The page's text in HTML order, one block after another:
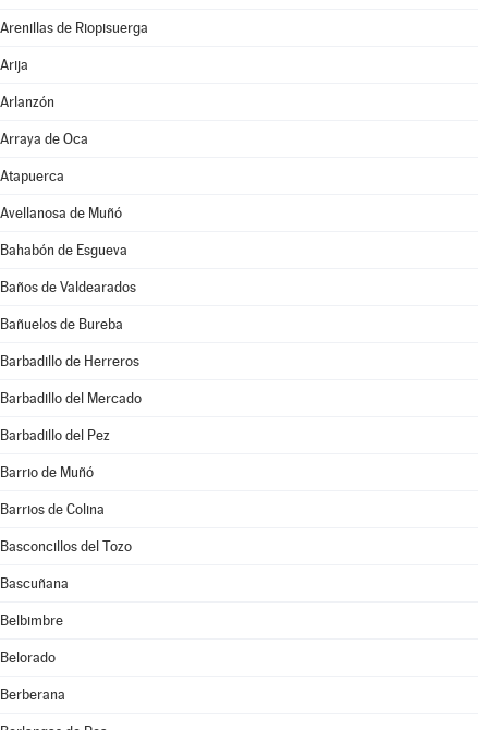
Arenillas de Riopisuerga
Arija
Arlanzón
Arraya de Oca
Atapuerca
Avellanosa de Muñó
Bahabón de Esgueva
Baños de Valdearados
Bañuelos de Bureba
Barbadillo de Herreros
Barbadillo del Mercado
Barbadillo del Pez
Barrio de Muñó
Barrios de Colina
Basconcillos del Tozo
Bascuñana
Belbimbre
Belorado
Berberana